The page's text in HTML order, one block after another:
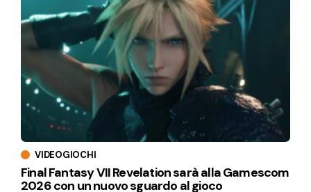
VIDEOGIOCHI
Final Fantasy VII Revelation sarà alla Gamescom
2026 con un nuovo sguardo al gioco